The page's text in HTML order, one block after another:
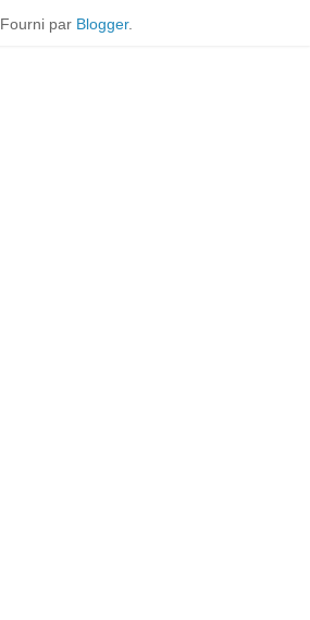
Fourni par Blogger.